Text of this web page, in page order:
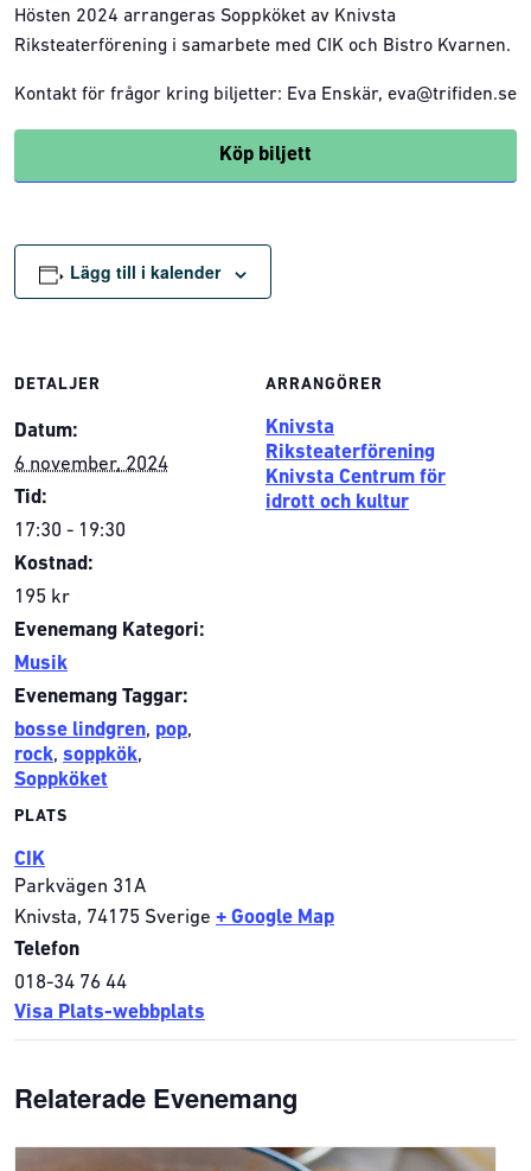
Hösten 2024 arrangeras Soppköket av Knivsta
Riksteaterförening i samarbete med CIK och Bistro Kvarnen.
Kontakt för frågor kring biljetter: Eva Enskär, eva@trifiden.se
Köp biljett
Lägg till i kalender
DETALJER
Datum:
6 november, 2024
Tid:
17:30 - 19:30
Kostnad:
195 kr
Evenemang Kategori:
Musik
Evenemang Taggar:
bosse lindgren, pop,
rock, soppkök,
Soppköket
PLATS
CIK
Parkvägen 31A
Knivsta, 74175 Sverige + Google Map
Telefon
018-34 76 44
Visa Plats-webbplats
ARRANGÖRER
Knivsta
Riksteaterförening
Knivsta Centrum för
idrott och kultur
Relaterade Evenemang